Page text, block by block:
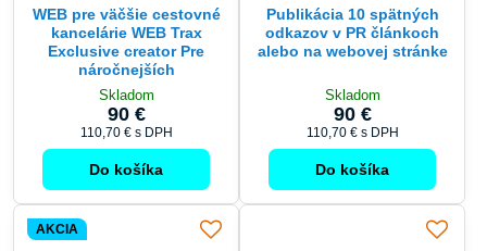
WEB pre väčšie cestovné
kancelárie WEB Trax
Exclusive creator Pre
náročnejších
Skladom
90 €
110,70 € s DPH
Do košíka
Publikácia 10 spätných
odkazov v PR článkoch
alebo na webovej stránke
Skladom
90 €
110,70 € s DPH
Do košíka
AKCIA